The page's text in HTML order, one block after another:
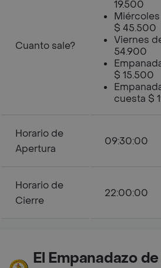
Cuanto sale?
19.500
$ 45.500
Viernes
54.900
$ 15.500
cuesta $
Horario de
Apertura
09:30:00
Horario de
Cierre
22:00:00
El Empanadazo